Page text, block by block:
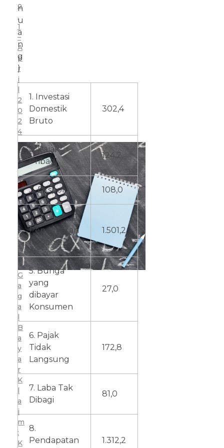
n
u
a
n
g
)
1. Investasi
Domestik
Bruto
302,4
2. Pajak
Pribadi
124,2
3. Ekspor 108,0
4.
Pendapatan
Nasional
1.501,2
5. Bunga
yang
dibayar
Konsumen
27,0
6. Pajak
Tidak
Langsung
172,8
7. Laba Tak
Dibagi
81,0
8.
Pendapatan
1.312,2
o
.
1
–
A
p
r
i
l
2
0
2
4
G
a
g
a
l
B
a
y
a
r
K
l
a
i
m
:
K